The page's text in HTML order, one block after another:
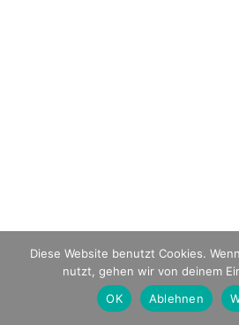
Diese Website benutzt Cookies.
nutzt, gehen wir von deinem
OK
Ablehnen